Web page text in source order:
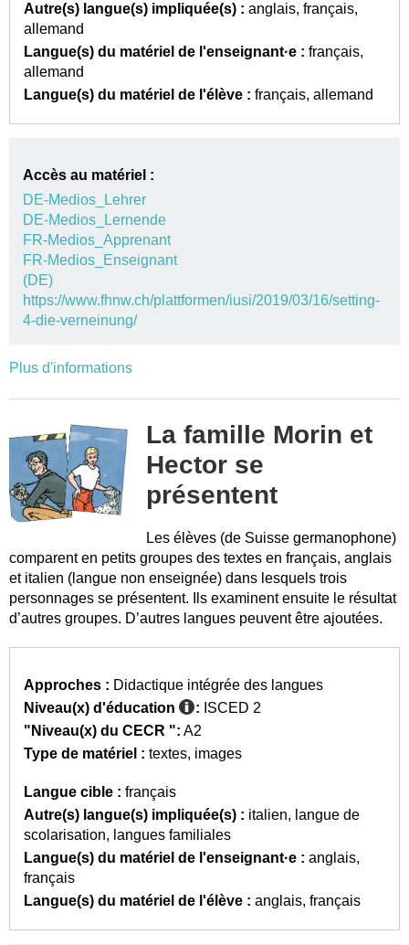
Autre(s) langue(s) impliquée(s) : anglais français
allemand
Langue(s) du matériel de l'enseignant·e : français
allemand
Langue(s) du matériel de l'élève : français allemand
Accès au matériel :
DE-Medios_Lehrer
DE-Medios_Lernende
FR-Medios_Apprenant
FR-Medios_Enseignant
(DE)
https://www.fhnw.ch/plattformen/iusi/2019/03/16/setting-
4-die-verneinung/
Plus d'informations
La famille Morin et
Hector se
présentent
Les élèves (de Suisse germanophone)
comparent en petits groupes des textes en français, anglais
et italien (langue non enseignée) dans lesquels trois
personnages se présentent. Ils examinent ensuite le résultat
d’autres groupes. D’autres langues peuvent être ajoutées.
Approches : Didactique intégrée des langues
Niveau(x) d'éducation
: ISCED 2
"Niveau(x) du CECR ": A2
Type de matériel : textes images
Langue cible : français
Autre(s) langue(s) impliquée(s) : italien
langue de
scolarisation
langues familiales
Langue(s) du matériel de l'enseignant·e : anglais
français
Langue(s) du matériel de l'élève : anglais français